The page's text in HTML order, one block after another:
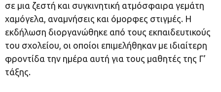
σε μια ζεστή και συγκινητική ατμόσφαιρα γεμάτη
χαμόγελα, αναμνήσεις και όμορφες στιγμές. Η
εκδήλωση διοργανώθηκε από τους εκπαιδευτικούς
του σχολείου, οι οποίοι επιμελήθηκαν με ιδιαίτερη
φροντίδα την ημέρα αυτή για τους μαθητές της Γ’
τάξης.